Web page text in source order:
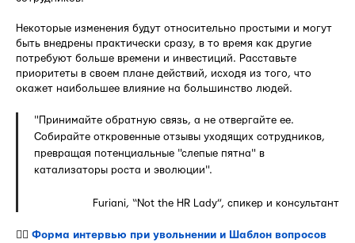
Некоторые изменения будут относительно простыми и могут
быть внедрены практически сразу, в то время как другие
потребуют больше времени и инвестиций. Расставьте
приоритеты в своем плане действий, исходя из того, что
окажет наибольшее влияние на большинство людей.
"Принимайте обратную связь, а не отвергайте ее.
Собирайте откровенные отзывы уходящих сотрудников,
превращая потенциальные "слепые пятна" в
катализаторы роста и эволюции".
Furiani, “Not the HR Lady”, спикер и консультант
👉🏻 Форма интервью при увольнении и Шаблон вопросов